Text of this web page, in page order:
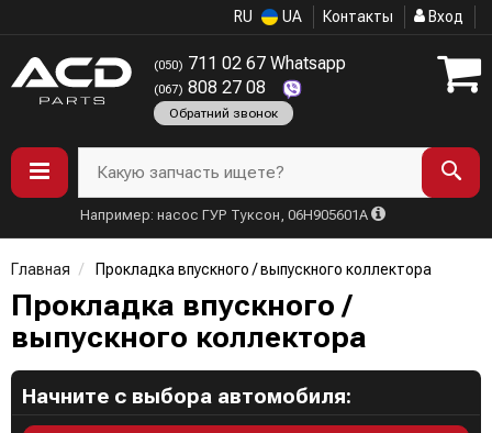
RU UA Контакты Вход
(050) 711 02 67 Whatsapp
(067) 808 27 08
Обратний звонок
Какую запчасть ищете?
Например: насос ГУР Туксон, 06H905601A
Главная Прокладка впускного / выпускного коллектора
Прокладка впускного /
выпускного коллектора
Начните с выбора автомобиля: